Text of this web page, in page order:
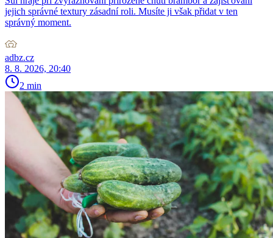
jejich správné textury zásadní roli. Musíte ji však přidat v ten
správný moment.
adbz.cz
8. 8. 2026, 20:40
2 min